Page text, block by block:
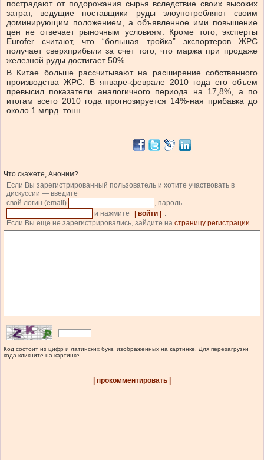
пострадают от подорожания сырья вследствие своих высоких
затрат, ведущие поставщики руды злоупотребляют своим
доминирующим положением, а объявленное ими повышение
цен не отвечает рыночным условиям. Кроме того, эксперты
Eurofer считают, что “большая тройка” экспортеров ЖРС
получает сверхприбыли за счет того, что маржа при продаже
железной руды достигает 50%.
В Китае больше рассчитывают на расширение собственного
производства ЖРС. В январе-феврале 2010 года его объем
превысил показатели аналогичного периода на 17,8%, а по
итогам всего 2010 года прогнозируется 14%-ная прибавка до
около 1 млрд. тонн.
Что скажете, Аноним?
Если Вы зарегистрированный пользователь и хотите участвовать в
дискуссии — введите
свой логин (email)
, пароль
и нажмите
| войти |
.
Если Вы еще не зарегистрировались, зайдите на страницу регистрации.
Код состоит из цифр и латинских букв, изображенных на картинке. Для перезагрузки
кода кликните на картинке.
| прокомментировать |